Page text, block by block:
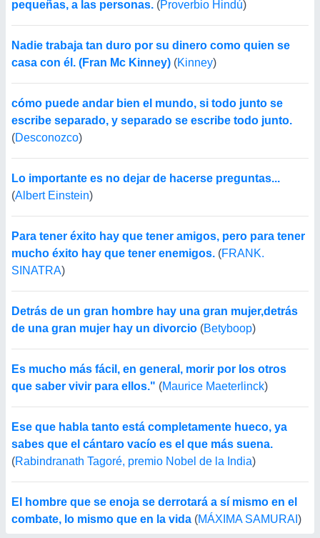
pequeñas, a las personas. (Proverbio Hindú)
Nadie trabaja tan duro por su dinero como quien se
casa con él. (Fran Mc Kinney) (Kinney)
cómo puede andar bien el mundo, si todo junto se
escribe separado, y separado se escribe todo junto.
(Desconozco)
Lo importante es no dejar de hacerse preguntas...
(Albert Einstein)
Para tener éxito hay que tener amigos, pero para tener
mucho éxito hay que tener enemigos. (FRANK.
SINATRA)
Detrás de un gran hombre hay una gran mujer,detrás
de una gran mujer hay un divorcio (Betyboop)
Es mucho más fácil, en general, morir por los otros
que saber vivir para ellos." (Maurice Maeterlinck)
Ese que habla tanto está completamente hueco, ya
sabes que el cántaro vacío es el que más suena.
(Rabindranath Tagoré, premio Nobel de la India)
El hombre que se enoja se derrotará a sí mismo en el
combate, lo mismo que en la vida (MÁXIMA SAMURAI )